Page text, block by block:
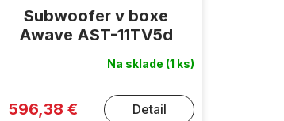
Subwoofer v boxe
Awave AST-11TV5d
Na sklade (1 ks)
596,38 € Detail